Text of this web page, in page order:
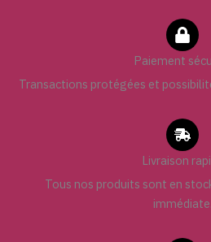
Paiement
Transactions protégées et
Livraison
Tous nos produits sont en
immédiate.